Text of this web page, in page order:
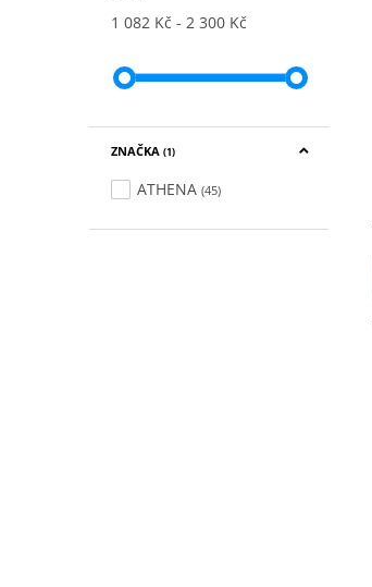
1 082 Kč 2 300 Kč
ZNAČKA (1)
ATHENA (45)